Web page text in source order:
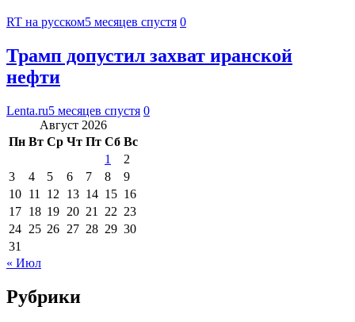
RT на русском5 месяцев спустя 0
Трамп допустил захват иранской
нефти
Lenta.ru5 месяцев спустя 0
Август 2026
Пн Вт Ср Чт Пт Сб Вс
1
2
3
4 5 6 7 8
9
10 11 12 13 14 15 16
17 18 19 20 21 22 23
24 25 26 27 28 29 30
31
« Июл
Рубрики